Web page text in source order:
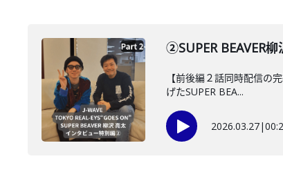
②SUPER BEAVER
【前後編２話同時配信の
げたSUPER BEA...
2026.03.27|